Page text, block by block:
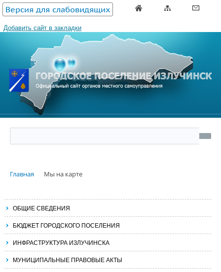
Версия для слабовидящих
Добавить сайт в закладки
Главная Мы на карте
ОБЩИЕ СВЕДЕНИЯ
БЮДЖЕТ ГОРОДСКОГО ПОСЕЛЕНИЯ
ИНФРАСТРУКТУРА ИЗЛУЧИНСКА
МУНИЦИПАЛЬНЫЕ ПРАВОВЫЕ АКТЫ